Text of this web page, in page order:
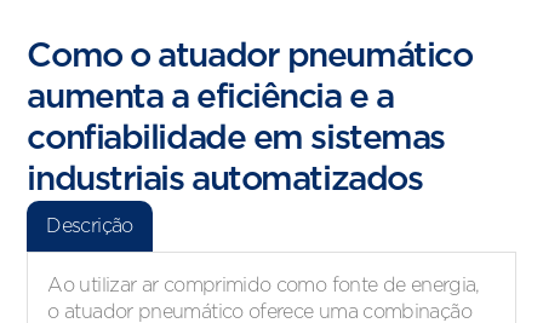
Como o atuador pneumático
aumenta a eficiência e a
confiabilidade em sistemas
industriais automatizados
Descrição
Ao utilizar ar comprimido como fonte de energia,
o atuador pneumático oferece uma combinação